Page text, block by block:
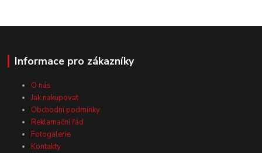
Informace pro zákazníky
O nás
Jak nakupovat
Obchodní podmínky
Reklamační řád
Fotogalerie
Kontakty